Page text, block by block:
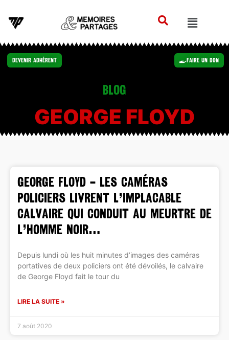
Devenir Adhérent Faire un Don
Blog
GEORGE FLOYD
GEORGE FLOYD – Les caméras
policiers livrent l’implacable
calvaire qui conduit au meurtre de
l’Homme Noir…
Depuis lundi où les huit minutes d’images des caméras
portatives de deux policiers ont été dévoilés, le calvaire
de George Floyd fait le tour du
LIRE LA SUITE »
7 août 2020